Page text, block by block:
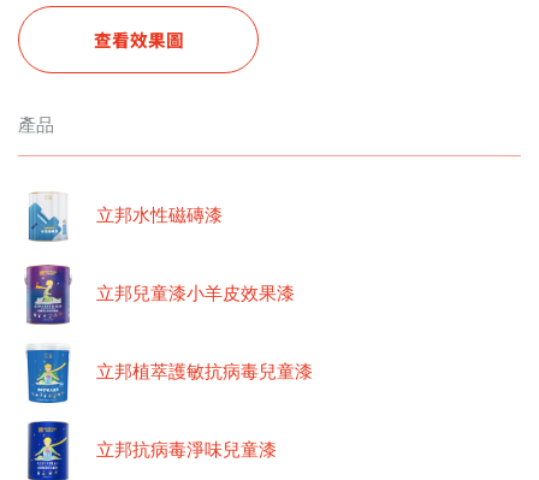
查看效果圖
產品
立邦水性磁磚漆
立邦兒童漆小羊皮效果漆
立邦植萃護敏抗病毒兒童漆
立邦抗病毒淨味兒童漆